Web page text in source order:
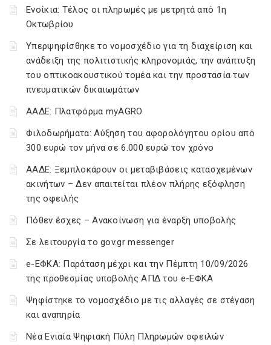
Ενοίκια: Τέλος οι πληρωμές με μετρητά από 1η
Οκτωβρίου
Υπερψηφίσθηκε το νομοσχέδιο για τη διαχείριση και
ανάδειξη της πολιτιστικής κληρονομιάς, την ανάπτυξη
του οπτικοακουστικού τομέα και την προστασία των
πνευματικών δικαιωμάτων
ΑΑΔΕ: Πλατφόρμα myAGRO
Φιλοδωρήματα: Αύξηση του αφορολόγητου ορίου από
300 ευρώ τον μήνα σε 6.000 ευρώ τον χρόνο
ΑΑΔΕ: Ξεμπλοκάρουν οι μεταβιβάσεις κατασχεμένων
ακινήτων – Δεν απαιτείται πλέον πλήρης εξόφληση
της οφειλής
Πόθεν έσχες – Ανακοίνωση για έναρξη υποβολής
Σε λειτουργία το gov.gr messenger
e-ΕΦΚΑ: Παράταση μέχρι και την Πέμπτη 10/09/2026
της προθεσμίας υποβολής ΑΠΔ του e-ΕΦΚΑ
Ψηφίστηκε το νομοσχέδιο με τις αλλαγές σε στέγαση
και αναπηρία
Νέα Ενιαία Ψηφιακή Πύλη Πληρωμών οφειλών